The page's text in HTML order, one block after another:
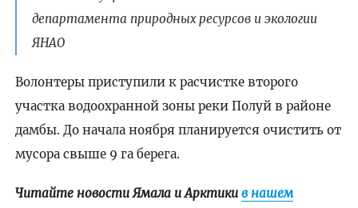
департамента природных ресурсов и экологии
ЯНАО
Волонтеры приступили к расчистке второго
участка водоохранной зоны реки Полуй в районе
дамбы. До начала ноября планируется очистить от
мусора свыше 9 га берега.
Читайте новости Ямала и Арктики в нашем